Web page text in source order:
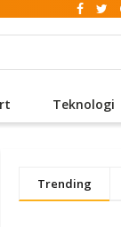
Teknologi
Trending